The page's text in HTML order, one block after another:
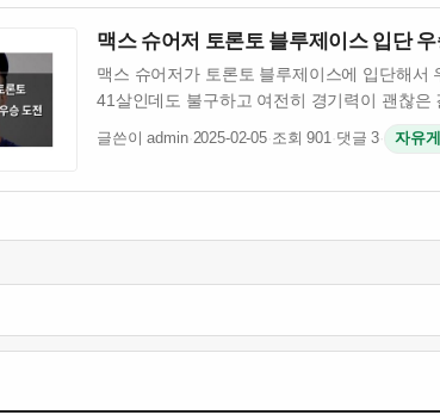
맥스 슈어저 토론토 블루제이스 입단
맥스 슈어저가 토론토 블루제이스에 입단해서
41살인데도 불구하고 여전히 경기력이 괜찮
글쓴이 admin·2025-02-05·조회 901·댓글 3· 자유